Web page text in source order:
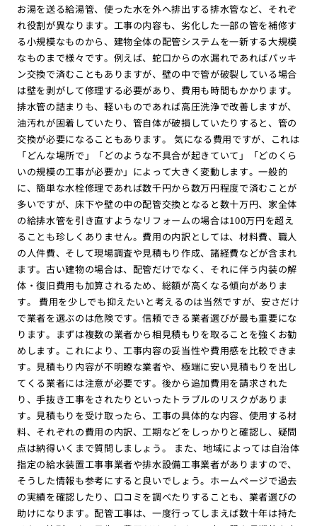
お湯を送る給湯管、使った水を外へ排出する排水管など、それぞ
れ役割が異なります。工事の内容も、劣化した一部の管を補修す
る小規模なものから、建物全体の配管システムを一新する大規模
なものまで様々です。例えば、蛇口からの水漏れであればパッキ
ン交換で済むこともありますが、壁の中で管が破裂している場合
は壁を剥がして修理する必要があり、費用も時間もかかります。
排水管の詰まりも、軽いものであれば高圧洗浄で改善しますが、
油汚れが固着していたり、管自体が破損していたりすると、管の
交換が必要になることもあります。 気になる費用ですが、これは
「どんな場所で」「どのような不具合が起きていて」「どのくら
いの規模の工事が必要か」によって大きく変動します。一般的
に、簡単な水栓修理であれば数千円から数万円程度で済むことが
多いですが、床下や壁の中の配管交換となると数十万円、家全体
の給排水管を引き直すようなリフォームの場合は100万円を超え
ることも珍しくありません。費用の内訳としては、材料費、職人
の人件費、そして現場調査や見積もり作成、諸経費などが含まれ
ます。古い建物の場合は、配管だけでなく、それに伴う内装の解
体・復旧費用も加算されるため、総額が高くなる傾向がありま
す。 費用を少しでも抑えたいと考えるのは当然ですが、安さだけ
で業者を選ぶのは危険です。信頼できる業者選びが最も重要にな
ります。まずは複数の業者から相見積もりを取ることを強くお勧
めします。これにより、工事内容の妥当性や費用感を比較できま
す。見積もり内容が不明瞭な業者や、極端に安い見積もりを出し
てくる業者には注意が必要です。後から追加費用を請求された
り、手抜き工事をされたりといったトラブルのリスクがありま
す。見積もりを受け取ったら、工事の具体的な内容、使用する材
料、それぞれの費用の内訳、工期などをしっかりと確認し、疑問
点は納得いくまで質問しましょう。 また、地域によっては自治体
指定の給水装置工事事業者や排水設備工事業者がありますので、
そうした情報も参考にすると良いでしょう。ホームページで過去
の実績を確認したり、口コミを調べたりすることも、業者選びの
助けになります。配管工事は、一度行ってしまえば数十年は持た